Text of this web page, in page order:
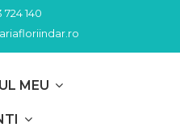
724 140
MEU